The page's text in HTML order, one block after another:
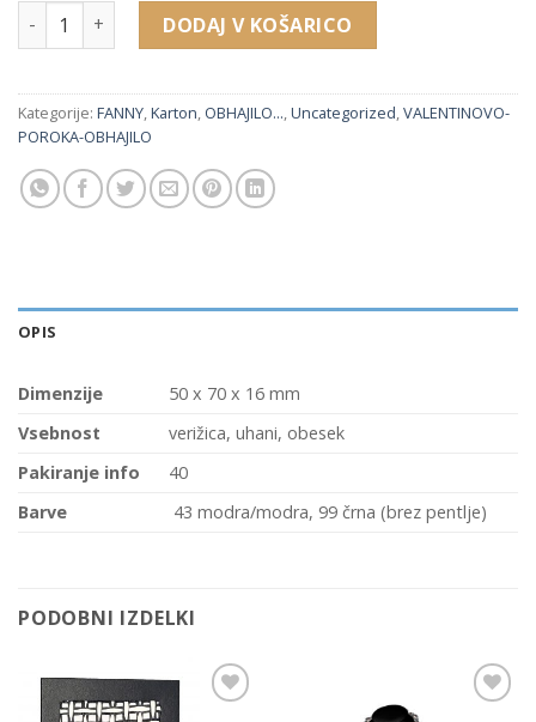
11115 embalaža za verižico, uhane, obesek (50 x 70 x 16
DODAJ V KOŠARICO
Kategorije: FANNY Karton OBHAJILO... Uncategorized VALENTINOVO-
POROKA-OBHAJILO
OPIS
Dimenzije
50 x 70 x 16 mm
Vsebnost
verižica, uhani, obesek
Pakiranje info
40
Barve
43 modra/modra, 99 črna (brez pentlje)
PODOBNI IZDELKI